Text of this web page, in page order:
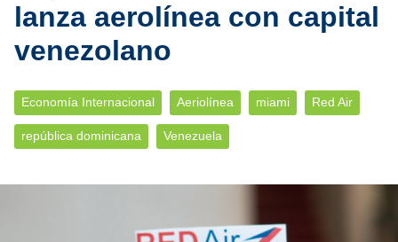
lanza aerolínea con capital
venezolano
Economía Internacional Aeriolínea miami Red Air
república dominicana Venezuela